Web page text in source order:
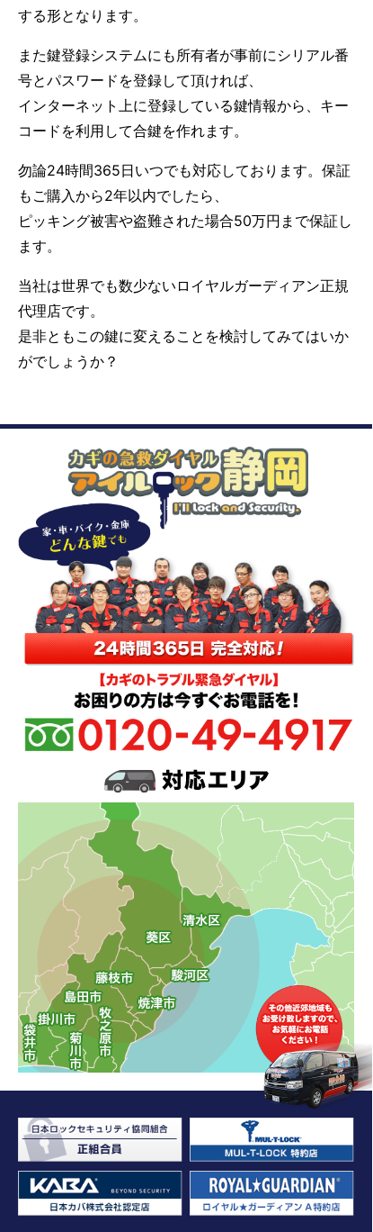
する形となります。
また鍵登録システムにも所有者が事前にシリアル番
号とパスワードを登録して頂ければ、
インターネット上に登録している鍵情報から、キー
コードを利用して合鍵を作れます。
勿論24時間365日いつでも対応しております。保証
もご購入から2年以内でしたら、
ピッキング被害や盗難された場合50万円まで保証し
ます。
当社は世界でも数少ないロイヤルガーディアン正規
代理店です。
是非ともこの鍵に変えることを検討してみてはいか
がでしょうか？